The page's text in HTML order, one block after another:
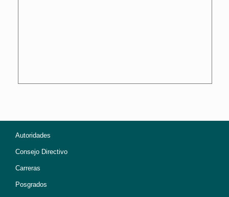
Autoridades
Consejo Directivo
Carreras
Posgrados